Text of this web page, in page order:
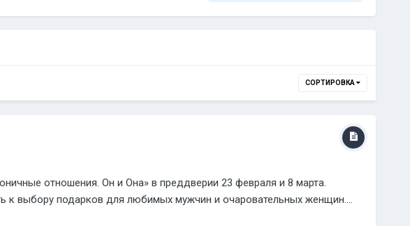
СОРТИРОВКА
отношения. Он и Она» в преддверии 23 февраля и 8 марта.
к выбору подарков для любимых мужчин и очаровательных женщин....